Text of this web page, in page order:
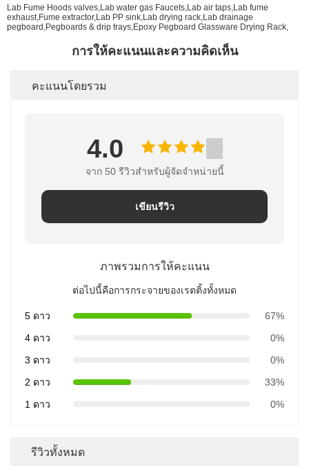
Lab Fume Hoods valves,Lab water gas Faucets,Lab air taps,Lab fume
exhaust,Fume extractor,Lab PP sink,Lab drying rack,Lab drainage
pegboard,Pegboards & drip trays,Epoxy Pegboard Glassware Drying Rack,
การให้คะแนนและความคิดเห็น
คะแนนโดยรวม
4.0
จาก 50 รีวิวสําหรับผู้จัดจําหน่ายนี้
เขียนรีวิว
ภาพรวมการให้คะแนน
ต่อไปนี้คือการกระจายของเรตติ้งทั้งหมด
5 ดาว
67%
4 ดาว
0%
3 ดาว
0%
2 ดาว
33%
1 ดาว
0%
รีวิวทั้งหมด